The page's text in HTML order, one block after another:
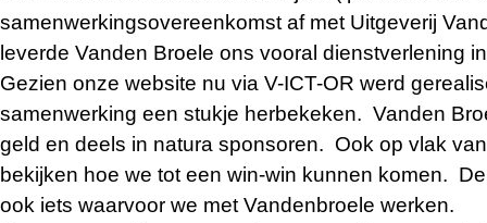
samenwerkingsovereenkomst af met Uitgeverij
leverde Vanden Broele ons vooral dienstverlening
Gezien onze website nu via V-ICT-OR werd
samenwerking een stukje herbekeken. Vanden
geld en deels in natura sponsoren. Ook op vlak
bekijken hoe we tot een win-win kunnen komen.
ook iets waarvoor we met Vandenbroele werken.